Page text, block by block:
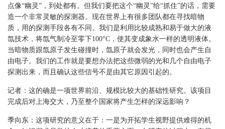
点像“幽灵”，到处都有。但我们要把这个“幽灵”给“抓住”的话，需要
造一个非常灵敏的探测器。现在世界上有很多团队都在寻找暗物
质，用的探测手段各有不同。我们是利用比较成熟和易于做大的液
氙技术，将氙气制冷至零下100°C，使其变成象水一样的透明液体。
当暗物质跟氙原子发生碰撞时，氙原子就会发光，同时也会产生自
由电子。我们的工作就是要想办法把这些微弱的光和几个自由电子
探测出来，而且确认这些信号不是由其它原因引起的。
记者：这的确是一项世界前沿、规模比较大的基础性研究。该项目
完成后对上海交大，乃至整个国家将产生怎样的深远影响？
季向东：这项研究的意义在于：一是为开拓学生视野提供难得的机